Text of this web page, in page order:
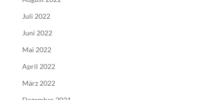
Juli 2022
Juni 2022
Mai 2022
April 2022
März 2022